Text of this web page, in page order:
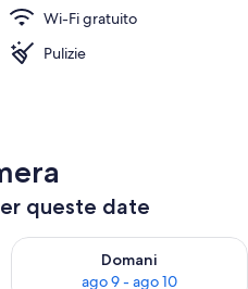
Wi-Fi gratuito
Pulizie
queste date
sera, ago 8 - ago 9
Domani
ago 9 - ago 10
Verifica la disponibilità per